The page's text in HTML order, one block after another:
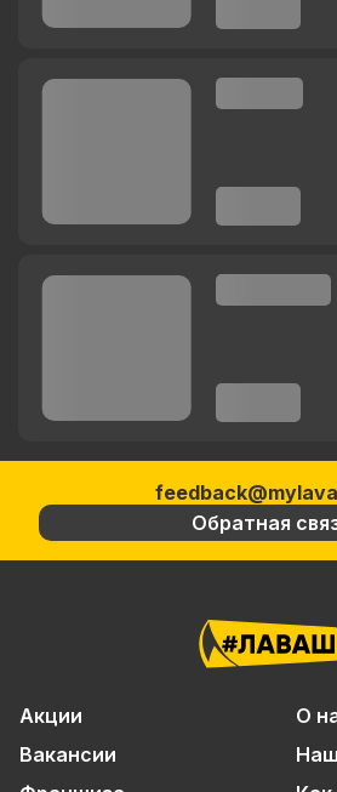
Обратная
Акции
О
Вакансии